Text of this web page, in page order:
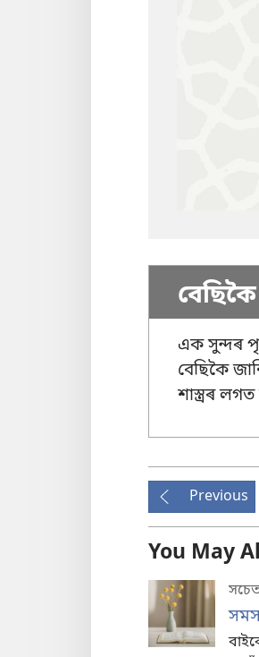
এক সুন্দৰ
বেছিকৈ
শাস্ত্ৰৰ
Previous
You May